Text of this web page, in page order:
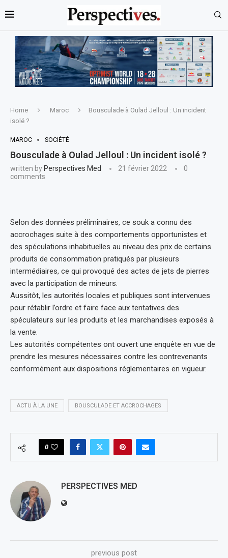
Home Maroc
Bousculade à Oulad Jelloul : Un incident
isolé ?
MAROC SOCIÉTÉ
Bousculade à Oulad Jelloul : Un incident isolé ?
written by Perspectives Med 21 février 2022
0
comments
Selon des données préliminaires, ce souk a connu des
accrochages suite à des comportements opportunistes et
des spéculations inhabituelles au niveau des prix de certains
produits de consommation pratiqués par plusieurs
intermédiaires, ce qui provoqué des actes de jets de pierres
avec la participation de mineurs.
Aussitôt, les autorités locales et publiques sont intervenues
pour rétablir l’ordre et faire face aux tentatives des
spéculateurs sur les produits et les marchandises exposés à
la vente.
Les autorités compétentes ont ouvert une enquête en vue de
prendre les mesures nécessaires contre les contrevenants
conformément aux dispositions réglementaires en vigueur.
ACTU À LA UNE BOUSCULADE ET ACCROCHAGES
0
PERSPECTIVES MED
previous post